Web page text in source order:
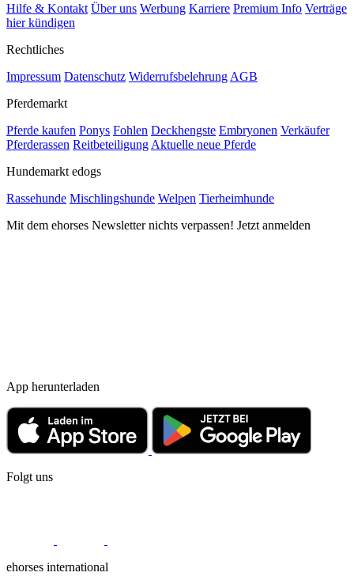
Hilfe & Kontakt Über uns Werbung Karriere Premium Info Verträge
hier kündigen
Rechtliches
Impressum Datenschutz WiderrufsbelehrungAGB
Pferdemarkt
Pferde kaufen Ponys Fohlen Deckhengste Embryonen Verkäufer
Pferderassen ReitbeteiligungAktuelle neue Pferde
Hundemarkt edogs
Rassehunde Mischlingshunde Welpen Tierheimhunde
Mit dem ehorses Newsletter nichts verpassen! Jetzt anmelden
App herunterladen
Folgt uns
ehorses international